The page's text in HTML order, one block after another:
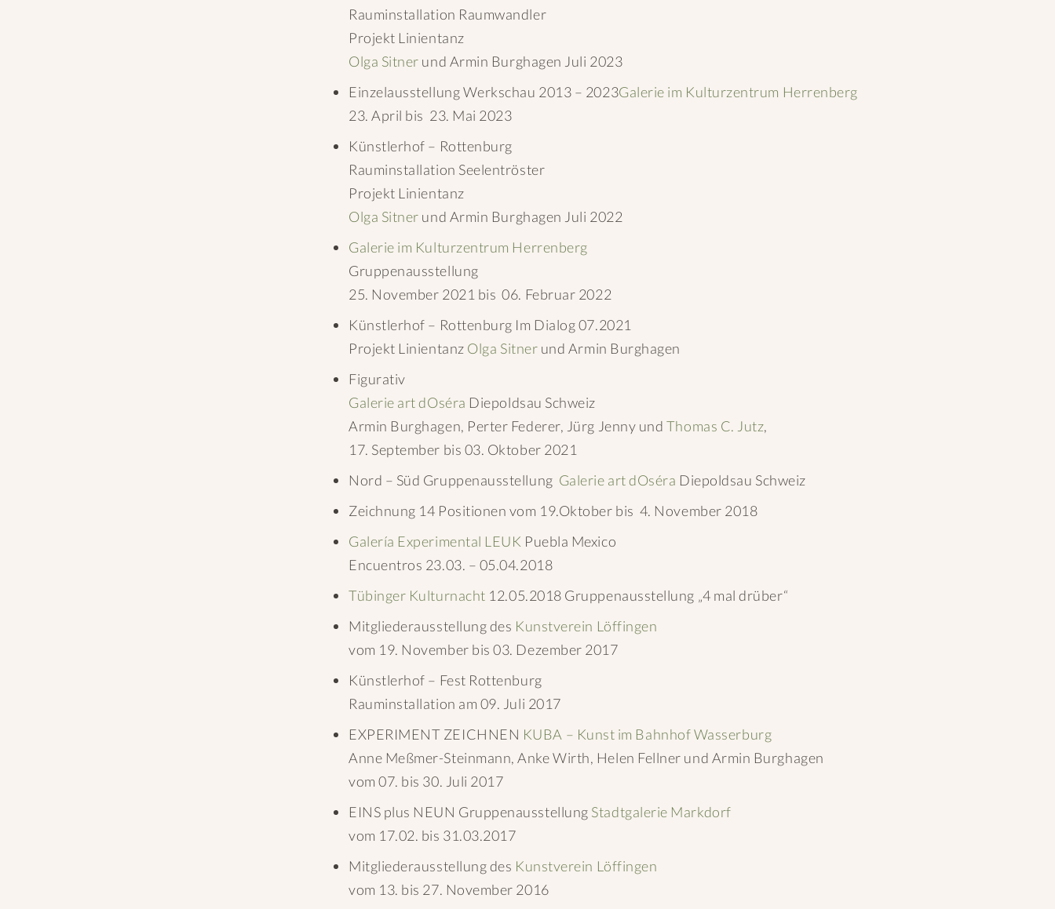
Rauminstallation Raumwandler
Projekt Linientanz
Olga Sitner und Armin Burghagen Juli 2023
Einzelausstellung Werkschau 2013 – 2023Galerie im Kulturzentrum Herrenberg
23. April bis 23. Mai 2023
Künstlerhof – Rottenburg
Rauminstallation Seelentröster
Projekt Linientanz
Olga Sitner und Armin Burghagen Juli 2022
Galerie im Kulturzentrum Herrenberg
Gruppenausstellung
25. November 2021 bis 06. Februar 2022
Künstlerhof – Rottenburg Im Dialog 07.2021
Projekt Linientanz Olga Sitner und Armin Burghagen
Figurativ
Galerie art dOséra Diepoldsau Schweiz
Armin Burghagen, Perter Federer, Jürg Jenny und Thomas C. Jutz,
17. September bis 03. Oktober 2021
Nord – Süd Gruppenausstellung Galerie art dOséra Diepoldsau Schweiz
Zeichnung 14 Positionen vom 19.Oktober bis 4. November 2018
Galería Experimental LEUK Puebla Mexico
Encuentros 23.03. – 05.04.2018
Tübinger Kulturnacht 12.05.2018 Gruppenausstellung „4 mal drüber“
Mitgliederausstellung des Kunstverein Löffingen
vom 19. November bis 03. Dezember 2017
Künstlerhof – Fest Rottenburg
Rauminstallation am 09. Juli 2017
EXPERIMENT ZEICHNEN KUBA – Kunst im Bahnhof Wasserburg
Anne Meßmer-Steinmann, Anke Wirth, Helen Fellner und Armin Burghagen
vom 07. bis 30. Juli 2017
EINS plus NEUN Gruppenausstellung Stadtgalerie Markdorf
vom 17.02. bis 31.03.2017
Mitgliederausstellung des Kunstverein Löffingen
vom 13. bis 27. November 2016